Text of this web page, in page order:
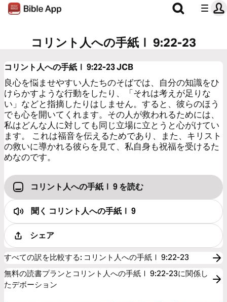
コリント人への手紙Ⅰ 9:22-23
コリント人への手紙Ⅰ 9:22-23JCB
良心を悩ませやすい人たちのそばでは、自分の知識をひ
けらかすような行動をしたり、「それは考えが足りな
い」などと指摘したりはしません。すると、彼らのほう
でも心を開いてくれます。その人が救われるためには、
私はどんな人に対しても同じ立場に立とうと心がけてい
ます。 これは福音を伝えるためであり、また、キリスト
の救いに導かれる彼らを見て、私自身も祝福を受けるた
めなのです。
コリント人への手紙Ⅰ 9 を読む
聞く コリント人への手紙Ⅰ 9
シェア
すべての訳を比較する: コリント人への手紙Ⅰ 9:22-23
無料の読書プランとコリント人への手紙Ⅰ 9:22-23に関係し
たデボーション